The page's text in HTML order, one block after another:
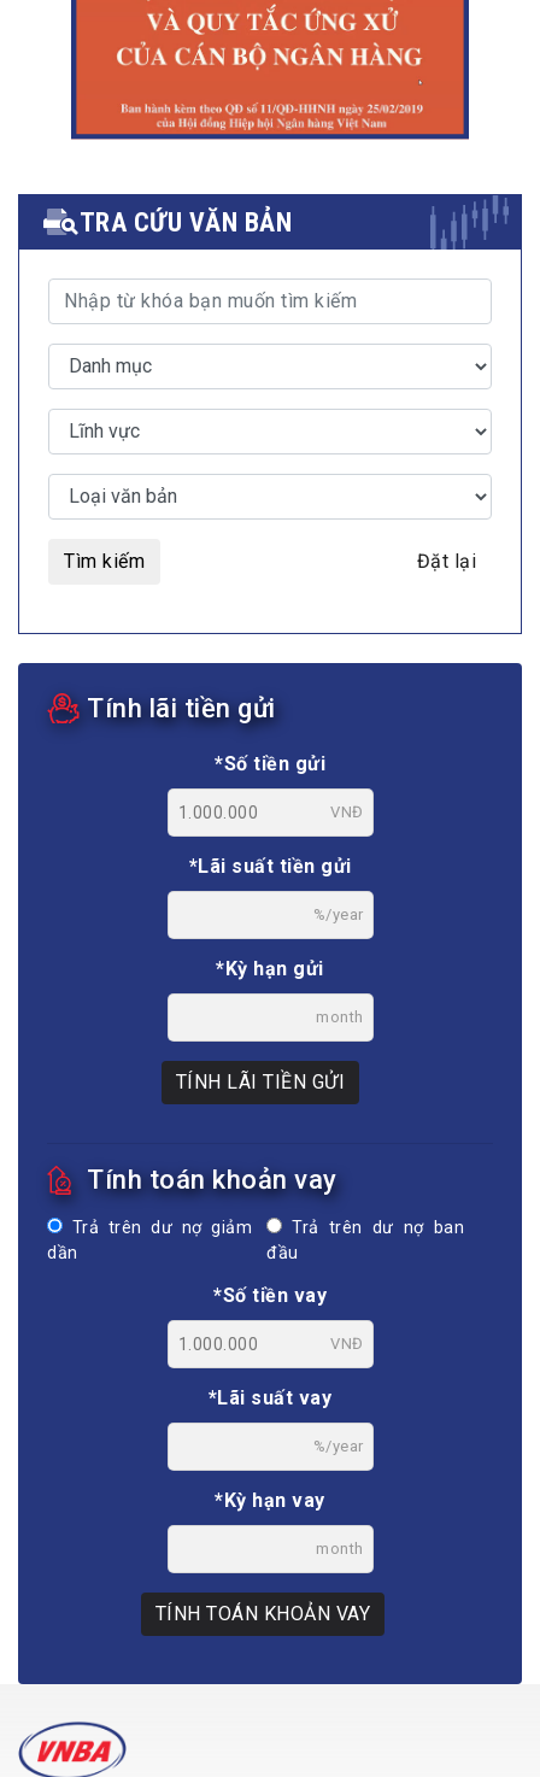
TRA CỨU VĂN BẢN
Tìm kiếm Đặt lại
Tính lãi tiền gửi
*Số tiền gửi
VNĐ
*Lãi suất tiền gửi
%/year
*Kỳ hạn gửi
month
TÍNH LÃI TIỀN GỬI
Tính toán khoản vay
Trả trên dư nợ giảm
dần
Trả trên dư nợ ban
đầu
*Số tiền vay
VNĐ
*Lãi suất vay
%/year
*Kỳ hạn vay
month
TÍNH TOÁN KHOẢN VAY